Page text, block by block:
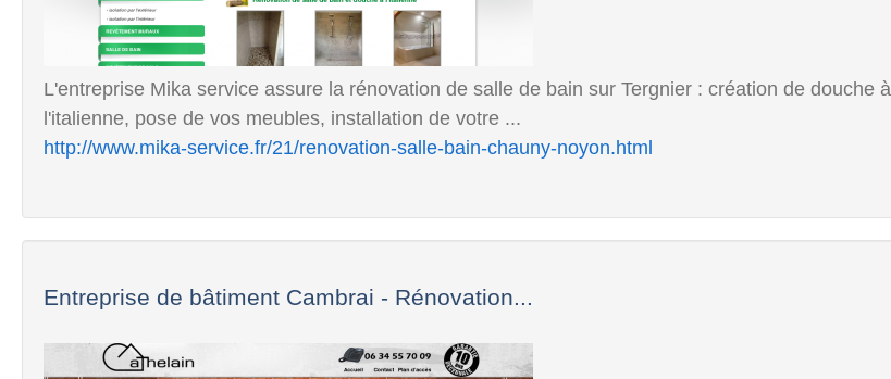
L'entreprise Mika service assure la rénovation de salle de bain sur Tergnier : création de douche à
l'italienne, pose de vos meubles, installation de votre ...
http://www.mika-service.fr/21/renovation-salle-bain-chauny-noyon.html
Entreprise de bâtiment Cambrai - Rénovation...